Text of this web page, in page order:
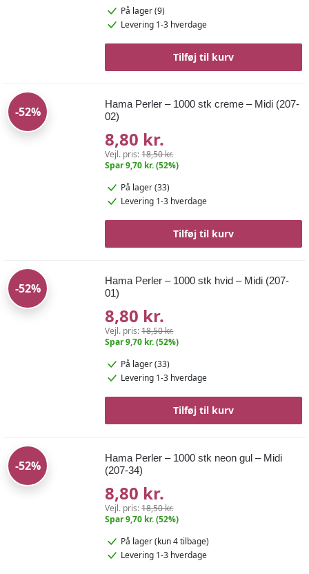
På lager (9)
Levering 1-3 hverdage
Tilføj til kurv
-52%
Hama Perler – 1000 stk creme – Midi (207-
02)
8,80 kr.
Vejl. pris:18,50 kr.
Spar 9,70 kr. (52%)
På lager (33)
Levering 1-3 hverdage
Tilføj til kurv
-52%
Hama Perler – 1000 stk hvid – Midi (207-
01)
8,80 kr.
Vejl. pris:18,50 kr.
Spar 9,70 kr. (52%)
På lager (33)
Levering 1-3 hverdage
Tilføj til kurv
-52%
Hama Perler – 1000 stk neon gul – Midi
(207-34)
8,80 kr.
Vejl. pris:18,50 kr.
Spar 9,70 kr. (52%)
På lager(kun 4 tilbage)
Levering 1-3 hverdage